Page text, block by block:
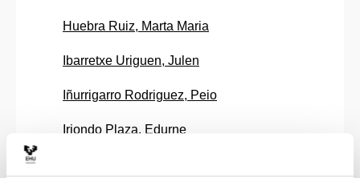
Huebra Ruiz, Marta Maria
Ibarretxe Uriguen, Julen
Iñurrigarro Rodriguez, Peio
Iriondo Plaza, Edurne